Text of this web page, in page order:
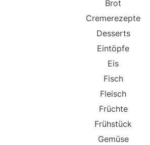
Brot
Cremerezepte
Desserts
Eintöpfe
Eis
Fisch
Fleisch
Früchte
Frühstück
Gemüse